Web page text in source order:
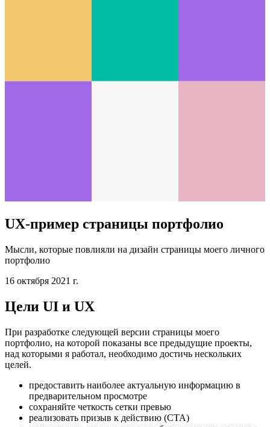
портфолио
16 октября 2021 г.
Цели UI и UX
При разработке следующей версии страницы моего
портфолио, на которой показаны все предыдущие проекты,
над которыми я работал, необходимо достичь нескольких
целей.